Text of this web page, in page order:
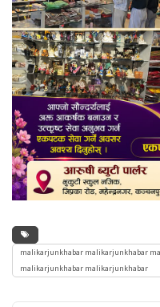
malikarjunkhabar malikarjunkhabar
malikarjunkhabar malikarjunkhabar